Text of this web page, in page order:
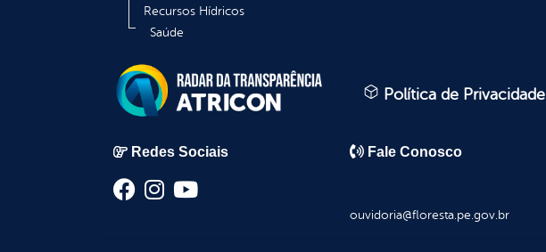
Recursos Hídricos
Saúde
Política de Privacidade
Redes Sociais Fale Conosco
ouvidoria@floresta.pe.gov.br